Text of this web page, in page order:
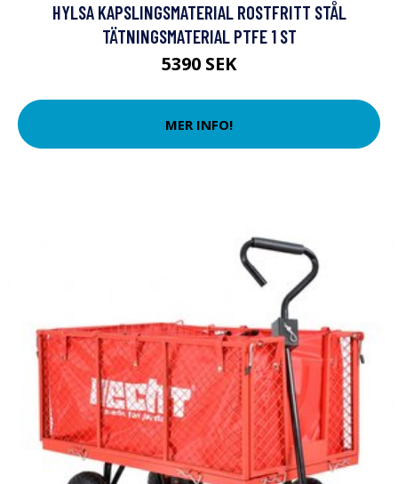
HYLSA KAPSLINGSMATERIAL ROSTFRITT STÅL
TÄTNINGSMATERIAL PTFE 1 ST
5390 SEK
MER INFO!